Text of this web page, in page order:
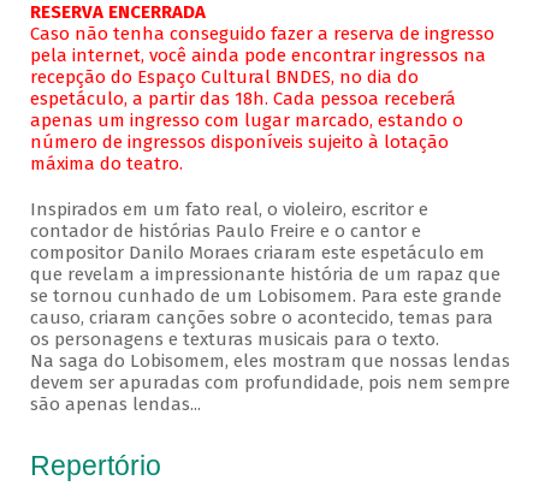
RESERVA ENCERRADA
Caso não tenha conseguido fazer a reserva de ingresso
pela internet, você ainda pode encontrar ingressos na
recepção do Espaço Cultural BNDES, no dia do
espetáculo, a partir das 18h. Cada pessoa receberá
apenas um ingresso com lugar marcado, estando o
número de ingressos disponíveis sujeito à lotação
máxima do teatro.
Inspirados em um fato real, o violeiro, escritor e
contador de histórias Paulo Freire e o cantor e
compositor Danilo Moraes criaram este espetáculo em
que revelam a impressionante história de um rapaz que
se tornou cunhado de um Lobisomem. Para este grande
causo, criaram canções sobre o acontecido, temas para
os personagens e texturas musicais para o texto.
Na saga do Lobisomem, eles mostram que nossas lendas
devem ser apuradas com profundidade, pois nem sempre
são apenas lendas...
Repertório